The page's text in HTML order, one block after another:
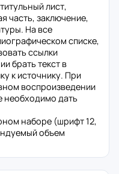
лист,
часть, заключение,
На все
списке,
ссылки
брать текст в
к источнику. При
воспроизведении
необходимо дать
наборе (шрифт 12,
объем